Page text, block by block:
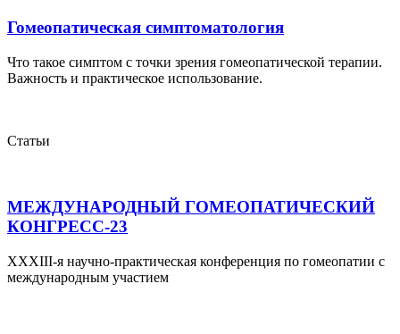
Гомеопатическая симптоматология
Что такое симптом с точки зрения гомеопатической терапии.
Важность и практическое использование.
Статьи
МЕЖДУНАРОДНЫЙ ГОМЕОПАТИЧЕСКИЙ
КОНГРЕСС-23
XXXIII-я научно-практическая конференция по гомеопатии с
международным участием